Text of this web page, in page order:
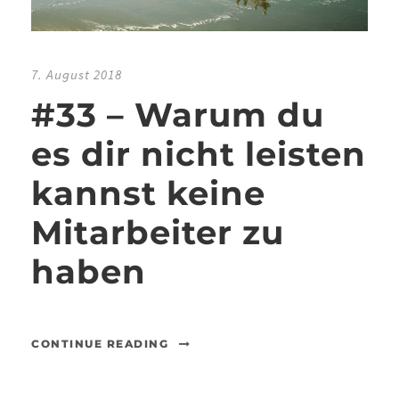
7. August 2018
#33 – Warum du
es dir nicht leisten
kannst keine
Mitarbeiter zu
haben
CONTINUE READING